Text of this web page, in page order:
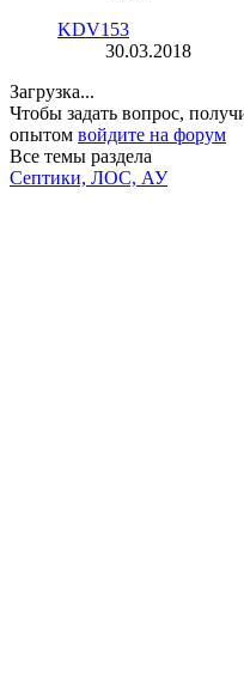
KDV153
30.03.2018
Загрузка...
Чтобы задать вопрос,
опытом войдите на форум
Все темы раздела
Септики, ЛОС, АУ